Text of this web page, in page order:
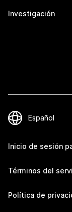
Investigación
Inicio de sesión
Términos del
Política de